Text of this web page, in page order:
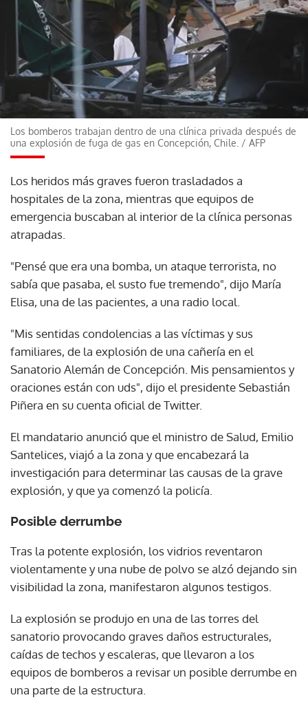
Los bomberos trabajan dentro de una clínica privada después de
una explosión de fuga de gas en Concepción, Chile. / AFP
Los heridos más graves fueron trasladados a
hospitales de la zona, mientras que equipos de
emergencia buscaban al interior de la clínica personas
atrapadas.
"Pensé que era una bomba, un ataque terrorista, no
sabía que pasaba, el susto fue tremendo", dijo María
Elisa, una de las pacientes, a una radio local.
"Mis sentidas condolencias a las víctimas y sus
familiares, de la explosión de una cañería en el
Sanatorio Alemán de Concepción. Mis pensamientos y
oraciones están con uds", dijo el presidente Sebastián
Piñera en su cuenta oficial de Twitter.
El mandatario anunció que el ministro de Salud, Emilio
Santelices, viajó a la zona y que encabezará la
investigación para determinar las causas de la grave
explosión, y que ya comenzó la policía.
Posible derrumbe
Tras la potente explosión, los vidrios reventaron
violentamente y una nube de polvo se alzó dejando sin
visibilidad la zona, manifestaron algunos testigos.
La explosión se produjo en una de las torres del
sanatorio provocando graves daños estructurales,
caídas de techos y escaleras, que llevaron a los
equipos de bomberos a revisar un posible derrumbe en
una parte de la estructura.